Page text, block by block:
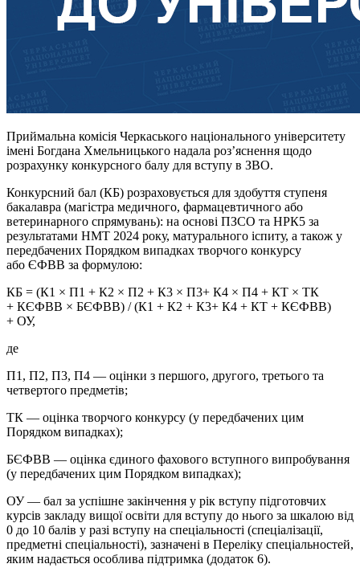
Приймальна комісія Черкаського національного університету
імені Богдана Хмельницького надала роз’яснення щодо
розрахунку конкурсного балу для вступу в ЗВО.
Конкурсний бал (КБ) розраховується для здобуття ступеня
бакалавра (магістра медичного, фармацевтичного або
ветеринарного спрямувань): на основі ПЗСО та НРК5 за
результатами НМТ 2024 року, матурального іспиту, а також у
передбачених Порядком випадках творчого конкурсу
або ЄФВВ за формулою:
КБ = (К1 × П1 + К2 × П2 + К3 × П3+ К4 × П4 + КТ × ТК
+ КЄФВВ × БЄФВВ) / (К1 + К2 + К3+ К4 + КТ + КЄФВВ)
+ ОУ,
де
П1 , П2, П3, П4 — оцінки з першого, другого, третього та
четвертого предметів;
ТК — оцінка творчого конкурсу (у передбачених цим
Порядком випадках);
БЄФВВ — оцінка єдиного фахового вступного випробування
(у передбачених цим Порядком випадках);
ОУ— бал за успішне закінчення у рік вступу підготовчих
курсів закладу вищої освіти для вступу до нього за шкалою від
0 до 10 балів у разі вступу на спеціальності (спеціалізації,
предметні спеціальності), зазначені в Переліку спеціальностей,
яким надається особлива підтримка (додаток 6).